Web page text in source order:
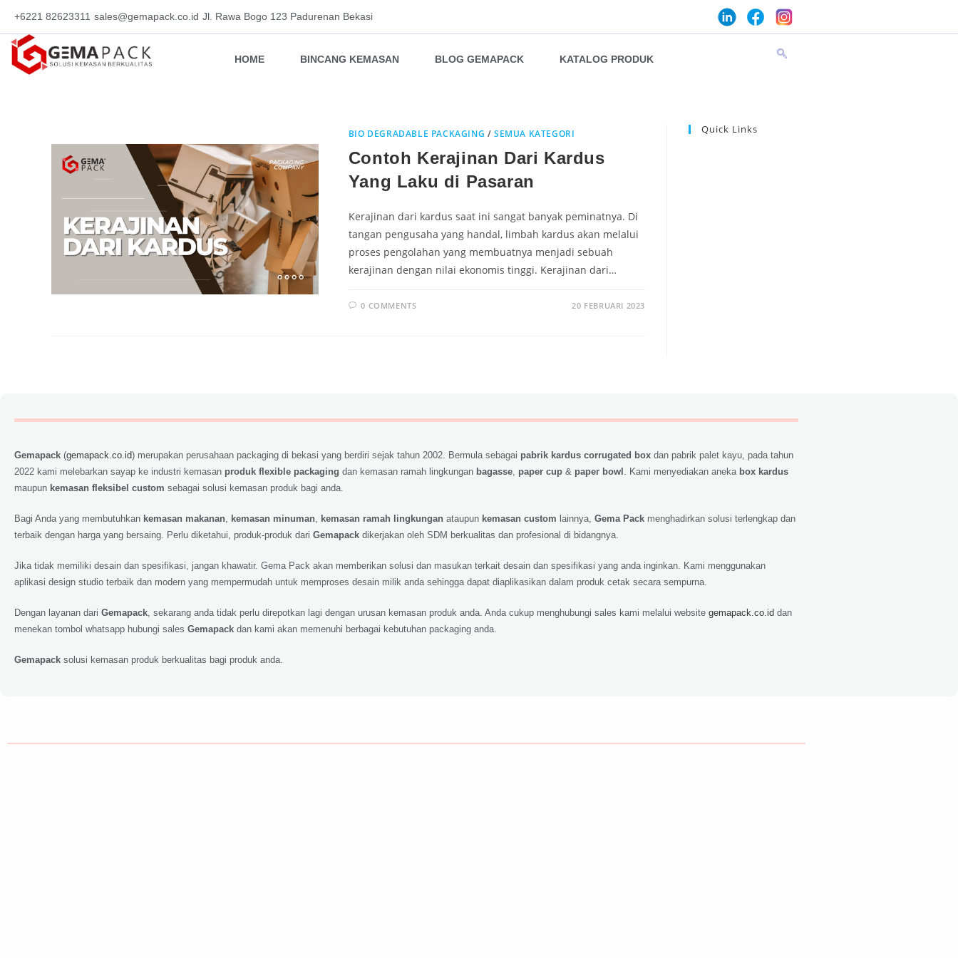
+6221 82623311 sales@gemapack.co.id Jl. Rawa Bogo 123 Padurenan Bekasi
HOME BINCANG KEMASAN BLOG GEMAPACK KATALOG PRODUK
BIO DEGRADABLE PACKAGING /SEMUA KATEGORI
Contoh Kerajinan Dari Kardus
Yang Laku di Pasaran
Kerajinan dari kardus saat ini sangat banyak peminatnya. Di
tangan pengusaha yang handal, limbah kardus akan melalui
proses pengolahan yang membuatnya menjadi sebuah
kerajinan dengan nilai ekonomis tinggi. Kerajinan dari…
0 COMMENTS 20 FEBRUARI 2023
Quick Links
Gemapack (gemapack.co.id) merupakan perusahaan packaging di bekasi yang berdiri sejak tahun 2002. Bermula sebagai pabrik kardus corrugated box dan pabrik palet kayu, pada tahun
2022 kami melebarkan sayap ke industri kemasan produk flexible packaging dan kemasan ramah lingkungan bagasse paper cup & paper bowl . Kami menyediakan aneka box kardus
maupun kemasan fleksibel custom sebagai solusi kemasan produk bagi anda.
Bagi Anda yang membutuhkan kemasan makanan kemasan minuman kemasan ramah lingkungan ataupun kemasan custom lainnya, Gema Pack menghadirkan solusi terlengkap dan
terbaik dengan harga yang bersaing. Perlu diketahui, produk-produk dari Gemapack dikerjakan oleh SDM berkualitas dan profesional di bidangnya.
Jika tidak memiliki desain dan spesifikasi, jangan khawatir. Gema Pack akan memberikan solusi dan masukan terkait desain dan spesifikasi yang anda inginkan. Kami menggunakan
aplikasi design studio terbaik dan modern yang mempermudah untuk memproses desain milik anda sehingga dapat diaplikasikan dalam produk cetak secara sempurna.
Dengan layanan dari Gemapack , sekarang anda tidak perlu direpotkan lagi dengan urusan kemasan produk anda. Anda cukup menghubungi sales kami melalui website gemapack.co.id dan
menekan tombol whatsapp hubungi sales Gemapack dan kami akan memenuhi berbagai kebutuhan packaging anda.
Gemapack solusi kemasan produk berkualitas bagi produk anda.